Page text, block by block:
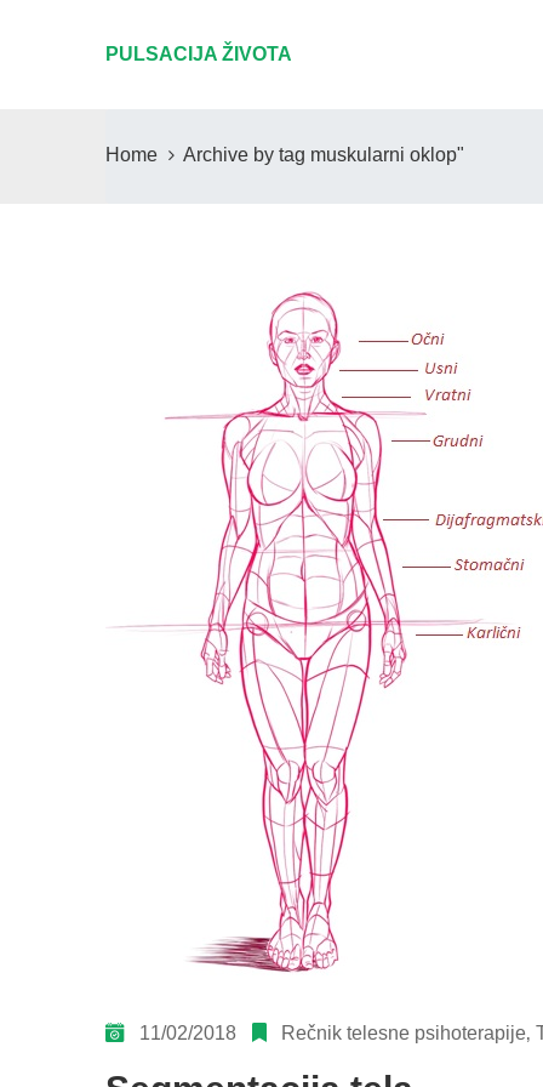
PULSACIJA ŽIVOTA
Home Archive by tag muskularni oklop"
11/02/2018 Rečnik telesne psihoterapije‚